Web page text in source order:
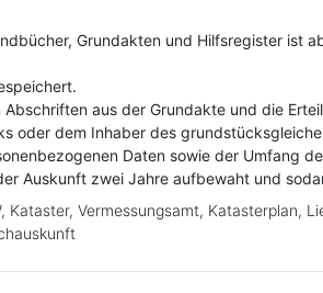
Grundakten und Hilfsregister ist
aus der Grundakte und die
oder dem Inhaber des
Daten sowie der Umfang
Auskunft zwei Jahre aufbewaht und
Vermessungsamt, Katasterplan,